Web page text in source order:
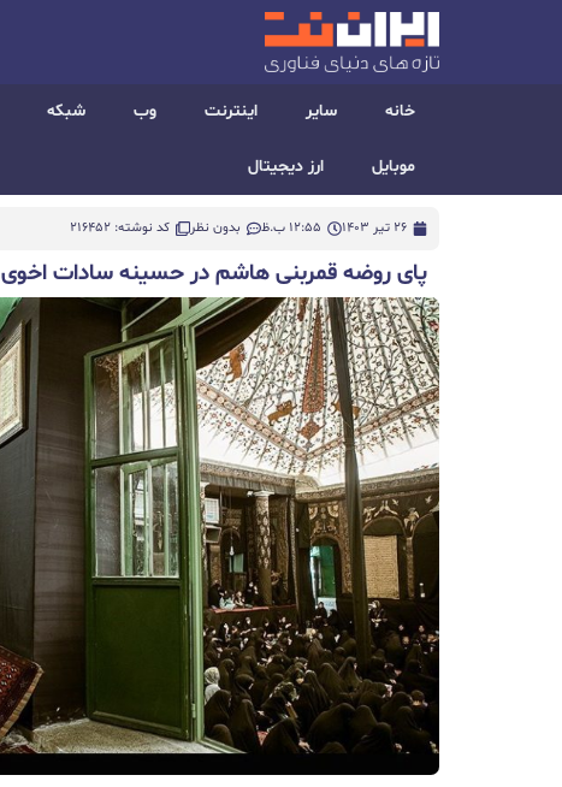
خانه سایر اینترنت وب شبکه
موبایل ارز دیجیتال
26 تیر 1403 12:55 ب.ظ بدون نظر کد نوشته: 216452
پای روضه قمربنی هاشم در حسینه سادات اخوی